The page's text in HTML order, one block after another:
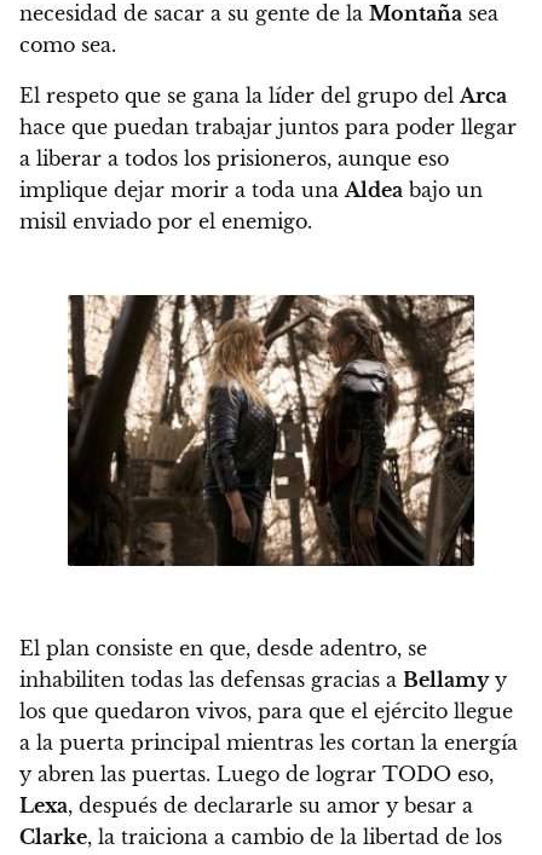
necesidad de sacar a su gente de la Montaña sea
como sea.
El respeto que se gana la líder del grupo delArca
hace que puedan trabajar juntos para poder llegar
a liberar a todos los prisioneros, aunque eso
implique dejar morir a toda unaAldea bajo un
misil enviado por el enemigo.
El plan consiste en que, desde adentro, se
inhabiliten todas las defensas gracias a Bellamyy
los que quedaron vivos, para que el ejército llegue
a la puerta principal mientras les cortan la energía
y abren las puertas. Luego de lograr TODO eso,
Lexa, después de declararle su amor y besar a
Clarke, la traiciona a cambio de la libertad de los